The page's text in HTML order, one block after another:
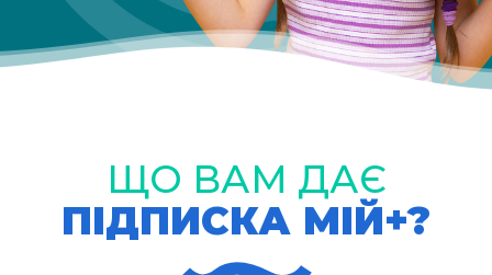
ЩО ВАМ ДАЄ
ПІДПИСКА МІЙ+?